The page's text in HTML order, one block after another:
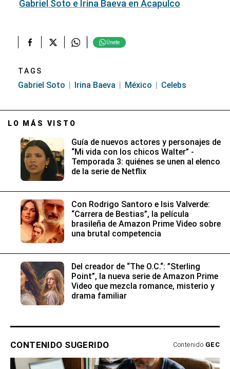
Gabriel Soto e Irina Baeva en Acapulco
Únete
TAGS
Gabriel Soto Irina Baeva México Celebs
LO MÁS VISTO
Guía de nuevos actores y personajes de
“Mi vida con los chicos Walter” -
Temporada 3: quiénes se unen al elenco
de la serie de Netflix
Con Rodrigo Santoro e Isis Valverde:
“Carrera de Bestias”, la película
brasileña de Amazon Prime Video sobre
una brutal competencia
Del creador de “The O.C.“: ”Sterling
Point”, la nueva serie de Amazon Prime
Video que mezcla romance, misterio y
drama familiar
CONTENIDO SUGERIDO Contenido GEC